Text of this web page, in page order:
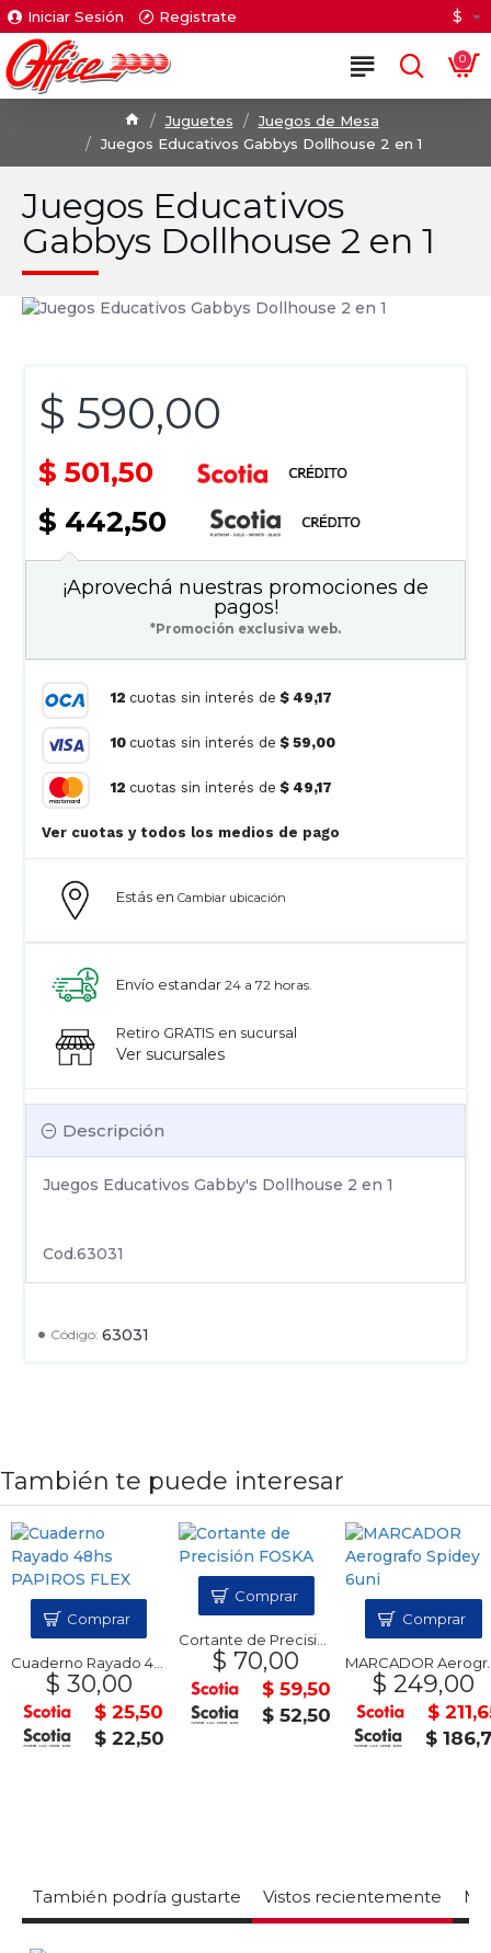
Iniciar Sesión Registrate $
0
Juguetes
Juegos de Mesa
Juegos Educativos Gabbys Dollhouse 2 en 1
Juegos Educativos
Gabbys Dollhouse 2 en 1
Código: 63031
$ 590,00
$ 501,50
$ 442,50
Descripción
Juegos Educativos Gabby's Dollhouse 2 en 1
Cod.63031
Estás en Cambiar ubicación
Envío estandar 24 a 72 horas.
Retiro GRATIS en sucursal
Ver sucursales
¡Aprovechá nuestras promociones de
pagos!
*Promoción exclusiva web.
12 cuotas sin interés de $ 49,17
10 cuotas sin interés de $ 59,00
12 cuotas sin interés de $ 49,17
Ver cuotas y todos los medios de pago
También te puede interesar
Cuaderno Rayado 48hs PAPIROS FLEX
$ 30,00
$ 25,50
$ 22,50
Comprar
Cortante de Precisión FOSKA
$ 70,00
$ 59,50
$ 52,50
Comprar
MARCADOR Aerografo Spidey 6uni
$ 249,00
$ 211,65
$
Comprar
También podría gustarte Vistos recientemente